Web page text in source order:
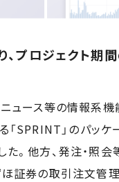
プロジェクト期
ュース等の情報系機
「SPRINT」のパッケ
。他方、発注・照
証券の取引注文管理